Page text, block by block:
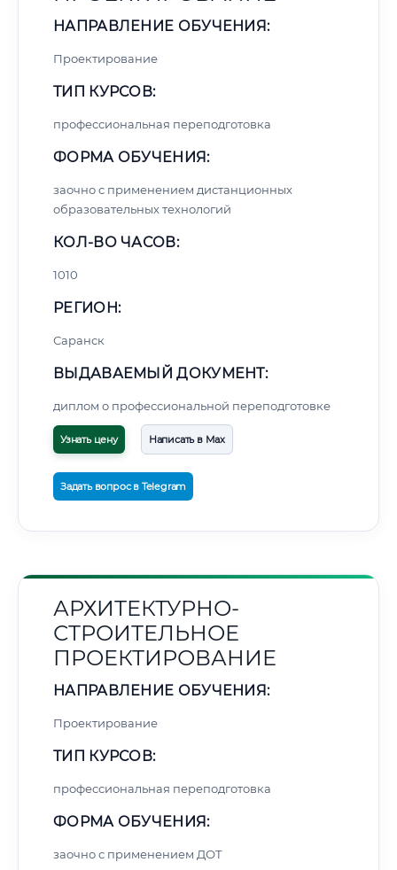
НАПРАВЛЕНИЕ ОБУЧЕНИЯ:
Проектирование
ТИП КУРСОВ:
профессиональная переподготовка
ФОРМА ОБУЧЕНИЯ:
заочно с применением дистанционных
образовательных технологий
КОЛ-ВО ЧАСОВ:
1010
РЕГИОН:
Саранск
ВЫДАВАЕМЫЙ ДОКУМЕНТ:
диплом о профессиональной переподготовке
Узнать цену Написать в Max
Задать вопрос в Telegram
АРХИТЕКТУРНО-
СТРОИТЕЛЬНОЕ
ПРОЕКТИРОВАНИЕ
НАПРАВЛЕНИЕ ОБУЧЕНИЯ:
Проектирование
ТИП КУРСОВ:
профессиональная переподготовка
ФОРМА ОБУЧЕНИЯ:
заочно с применением ДОТ